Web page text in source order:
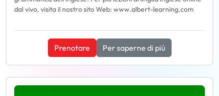
dal vivo, visita il nostro sito Web: www.albert-learning.com
Prenotare Per saperne di più